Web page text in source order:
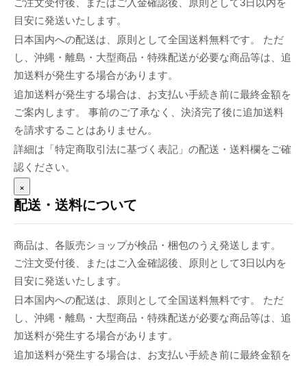
ご注文受付後、またはご入金確認後、原則として3日以内を
目安に発送いたします。
日本国内への配送は、原則として全国送料無料です。 ただ
し、沖縄・離島・大型商品・特殊配送が必要な商品等は、追
加送料が発生する場合があります。
追加送料が発生する場合は、お支払い手続き前に最終金額を
ご案内します。 事前のご了承なく、決済完了後に追加送料
を請求することはありません。
詳細は「特定商取引法に基づく表記」の配送・送料欄をご確
認ください。
×
配送・送料について
商品は、各販売ショップが検品・梱包のうえ発送します。
ご注文受付後、またはご入金確認後、原則として3日以内を
目安に発送いたします。
日本国内への配送は、原則として全国送料無料です。 ただ
し、沖縄・離島・大型商品・特殊配送が必要な商品等は、追
加送料が発生する場合があります。
追加送料が発生する場合は、お支払い手続き前に最終金額を